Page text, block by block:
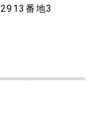
番地3